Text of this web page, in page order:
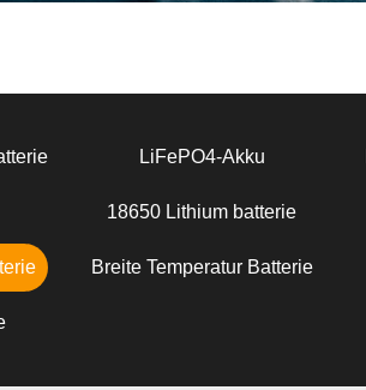
LiFePO4-Akku
18650 Lithium batterie
Breite Temperatur Batterie